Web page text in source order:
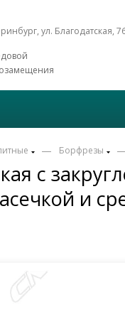
ул. Благодатская,
с
и
— Борфрезы